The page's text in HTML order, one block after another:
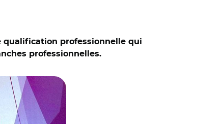
qualification professionnelle qui
professionnelles.
de